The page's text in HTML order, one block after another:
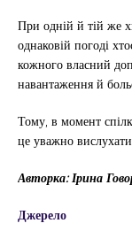
При одній й тій же
однаковій погоді
кожного власний
навантаження й
Тому, в момент
це уважно
Авторка: Ірина
Джерело